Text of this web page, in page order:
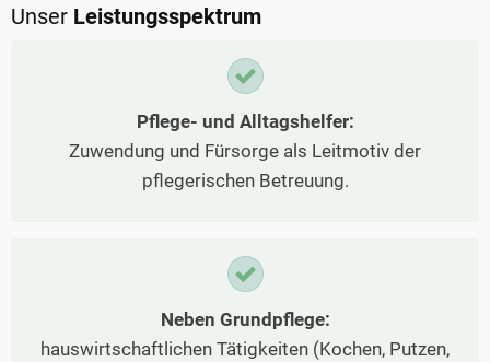
Unser Leistungsspektrum
Pflege- und Alltagshelfer:
Zuwendung und Fürsorge als Leitmotiv der
pflegerischen Betreuung.
Neben Grundpflege:
hauswirtschaftlichen Tätigkeiten (Kochen, Putzen,